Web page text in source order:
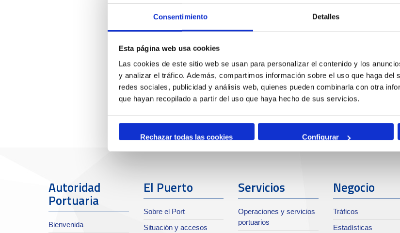
Consentimiento Detalles
Esta página web usa cookies
Las cookies de este sitio web se usan para personalizar el contenido y los
y analizar el tráfico. Además, compartimos información sobre el uso que haga del
redes sociales, publicidad y análisis web, quienes pueden combinarla con otra
que hayan recopilado a partir del uso que haya hecho de sus servicios.
Rechazar todas las cookies Configurar
Autoridad
Portuaria
Bienvenida
El Puerto
Sobre el Port
Situación y accesos
Servicios
Operaciones y servicios
portuarios
Negocio
Tráficos
Estadísticas